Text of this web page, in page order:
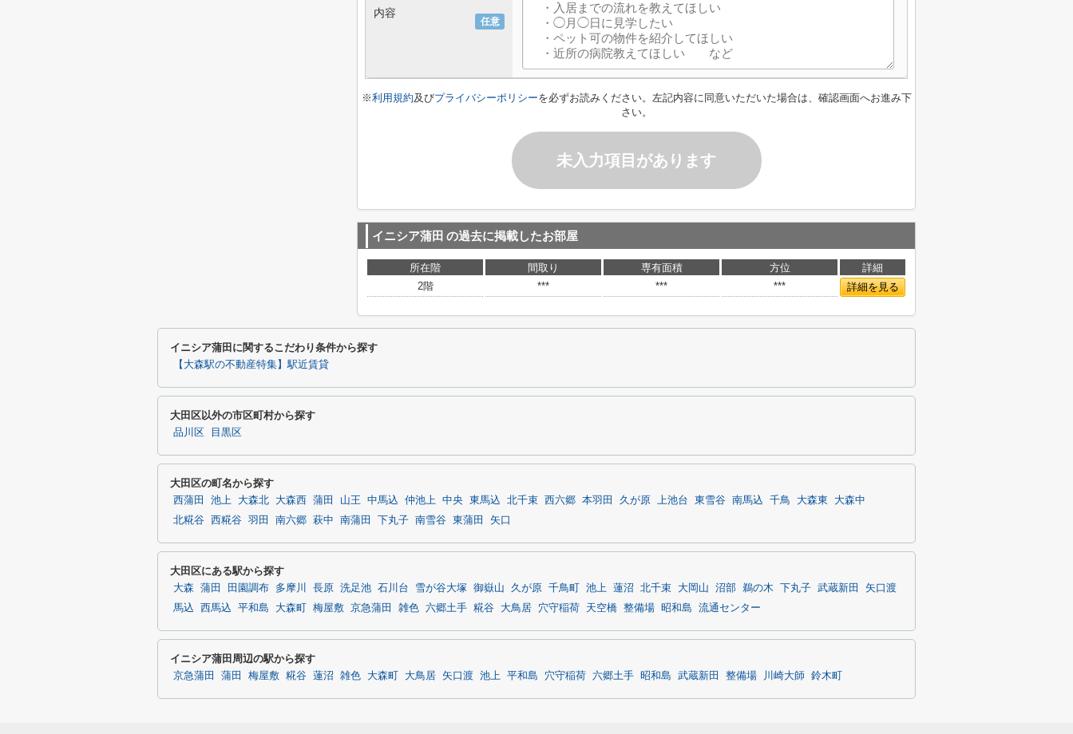
任意
内容
※利用規約及びプライバシーポリシーを必ずお読みください。左記内容に同意いただいた場合は、確認画面へお進み下
さい。
未入力項目があります
イニシア蒲田 の過去に掲載したお部屋
所在階 間取り 専有面積 方位
詳細
2階
*** *** *** 詳細を見る
イニシア蒲田に関するこだわり条件から探す
【大森駅の不動産特集】駅近賃貸
大田区以外の市区町村から探す
品川区 目黒区
大田区の町名から探す
西蒲田 池上 大森北 大森西 蒲田 山王 中馬込 仲池上 中央 東馬込 北千束 西六郷 本羽田 久が原 上池台 東雪谷 南馬込 千鳥 大森東
大森中
北糀谷
西糀谷 羽田 南六郷 萩中 南蒲田 下丸子 南雪谷 東蒲田 矢口
大田区にある駅から探す
大森 蒲田 田園調布 多摩川 長原 洗足池 石川台 雪が谷大塚 御嶽山 久が原 千鳥町 池上 蓮沼 北千束 大岡山 沼部 鵜の木 下丸子 武蔵新田
矢口渡
馬込
西馬込 平和島 大森町 梅屋敷 京急蒲田 雑色 六郷土手 糀谷 大鳥居 穴守稲荷 天空橋 整備場 昭和島 流通センター
イニシア蒲田周辺の駅から探す
京急蒲田 蒲田 梅屋敷 糀谷 蓮沼 雑色 大森町 大鳥居 矢口渡 池上 平和島 穴守稲荷 六郷土手 昭和島 武蔵新田 整備場 川崎大師 鈴木町